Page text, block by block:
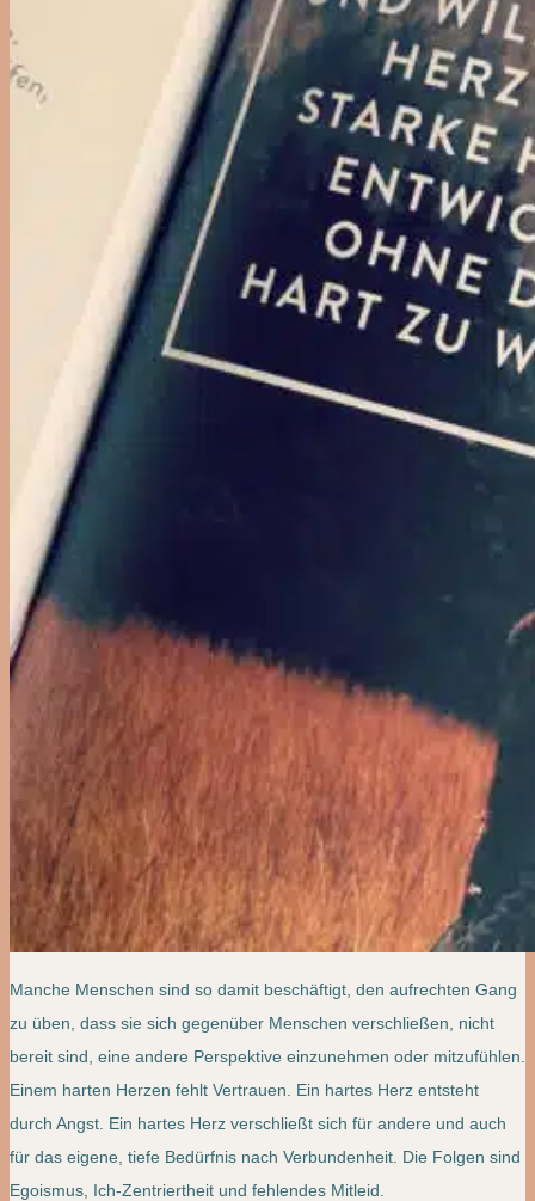
Manche Menschen sind so damit beschäftigt, den aufrechten Gang
zu üben, dass sie sich gegenüber Menschen verschließen, nicht
bereit sind, eine andere Perspektive einzunehmen oder mitzufühlen.
Einem harten Herzen fehlt Vertrauen. Ein hartes Herz entsteht
durch Angst. Ein hartes Herz verschließt sich für andere und auch
für das eigene, tiefe Bedürfnis nach Verbundenheit. Die Folgen sind
Egoismus, Ich-Zentriertheit und fehlendes Mitleid.